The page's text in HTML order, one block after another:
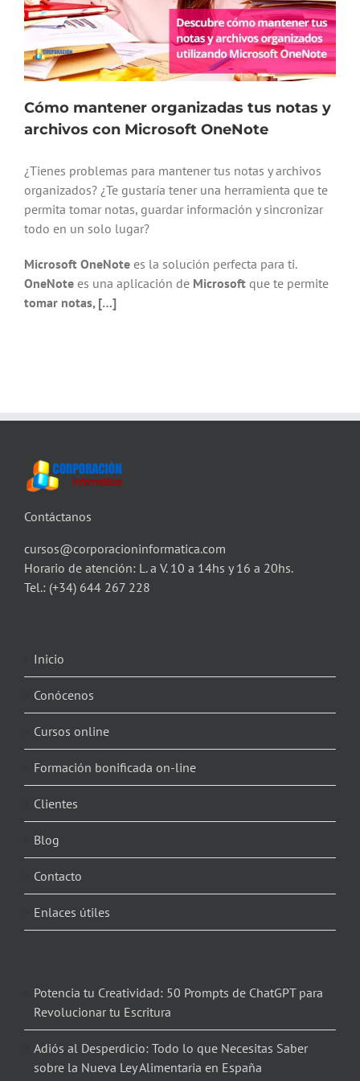
Cómo mantener organizadas tus notas y
archivos con Microsoft OneNote
¿Tienes problemas para mantener tus notas y archivos
organizados? ¿Te gustaría tener una herramienta que te
permita tomar notas, guardar información y sincronizar
todo en un solo lugar?
Microsoft OneNote es la solución perfecta para ti.
OneNote es una aplicación de Microsoft que te permite
tomar notas, […]
Contáctanos
cursos@corporacioninformatica.com
Horario de atención: L. a V. 10 a 14hs y 16 a 20hs.
Tel.: (+34) 644 267 228
Inicio
Conócenos
Cursos online
Formación bonificada on-line
Clientes
Blog
Contacto
Enlaces útiles
Potencia tu Creatividad: 50 Prompts de ChatGPT para
Revolucionar tu Escritura
Adiós al Desperdicio: Todo lo que Necesitas Saber
sobre la Nueva Ley Alimentaria en España